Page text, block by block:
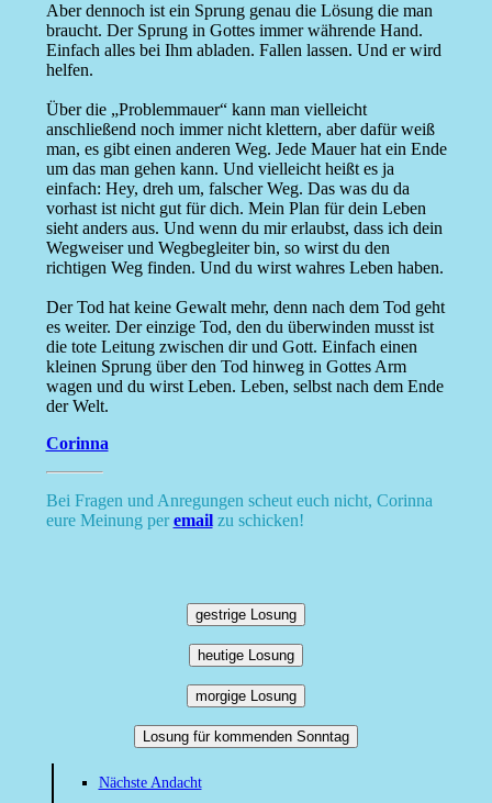
Aber dennoch ist ein Sprung genau die Lösung die man
braucht. Der Sprung in Gottes immer währende Hand.
Einfach alles bei Ihm abladen. Fallen lassen. Und er wird
helfen.
Über die „Problemmauer“ kann man vielleicht
anschließend noch immer nicht klettern, aber dafür weiß
man, es gibt einen anderen Weg. Jede Mauer hat ein Ende
um das man gehen kann. Und vielleicht heißt es ja
einfach: Hey, dreh um, falscher Weg. Das was du da
vorhast ist nicht gut für dich. Mein Plan für dein Leben
sieht anders aus. Und wenn du mir erlaubst, dass ich dein
Wegweiser und Wegbegleiter bin, so wirst du den
richtigen Weg finden. Und du wirst wahres Leben haben.
Der Tod hat keine Gewalt mehr, denn nach dem Tod geht
es weiter. Der einzige Tod, den du überwinden musst ist
die tote Leitung zwischen dir und Gott. Einfach einen
kleinen Sprung über den Tod hinweg in Gottes Arm
wagen und du wirst Leben. Leben, selbst nach dem Ende
der Welt.
Corinna
Bei Fragen und Anregungen scheut euch nicht, Corinna
eure Meinung peremailzu schicken!
gestrige Losung
heutige Losung
morgige Losung
Losung für kommenden Sonntag
Nächste Andacht